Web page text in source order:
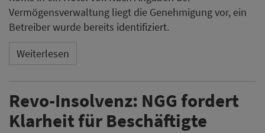
Vermögensverwaltung liegt die Genehmigung vor, ein
Betreiber wurde bereits identifiziert.
Weiterlesen
Revo-Insolvenz: NGG fordert
Klarheit für Beschäftigte